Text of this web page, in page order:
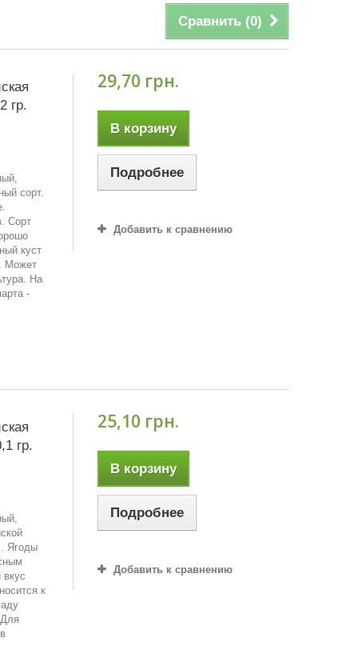
Сравнить (0)
гр.
сорт.
Сорт
куст
Может
На
-
29,70 грн.
В корзину
Подробнее
Добавить к сравнению
гр.
Ягоды
к
25,10 грн.
В корзину
Подробнее
Добавить к сравнению